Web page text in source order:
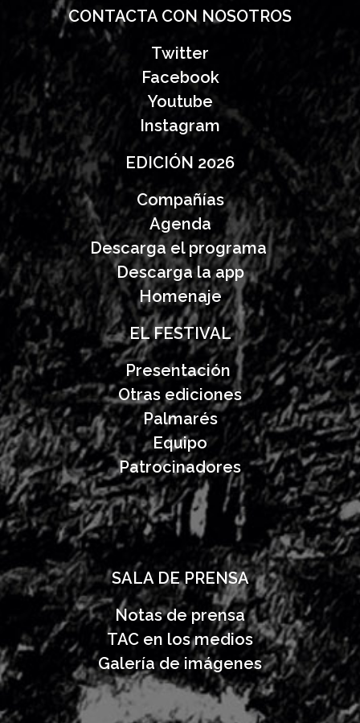
CONTACTA CON NOSOTROS
Twitter
Facebook
Youtube
Instagram
EDICIÓN 2026
Compañías
Agenda
Descarga el programa
Descarga la app
Homenaje
EL FESTIVAL
Presentación
Otras ediciones
Palmarés
Equipo
Patrocinadores
SALA DE PRENSA
Notas de prensa
TAC en los medios
Galería de imágenes